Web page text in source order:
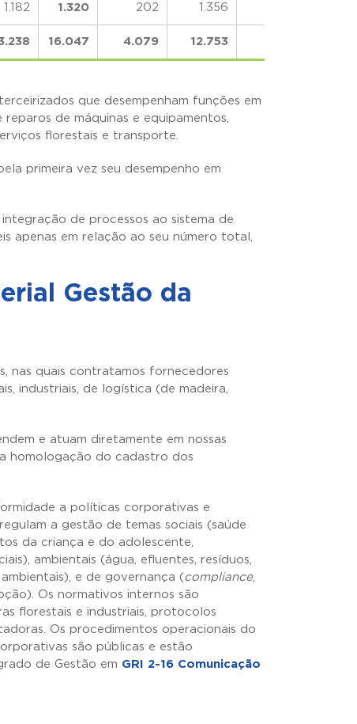
1.182 1.320 202 1.356
16.047 4.079 12.753
que desempenham funções em
de máquinas e equipamentos,
florestais e transporte.
primeira vez seu desempenho em
de processos ao sistema de
apenas em relação ao seu número total,
Gestão da
nas quais contratamos fornecedores
industriais, de logística (de madeira,
e atuam diretamente em nossas
homologação do cadastro dos
a políticas corporativas e
a gestão de temas sociais (saúde
da criança e do adolescente,
ambientais (água, efluentes, resíduos,
e de governança (compliance,
Os normativos internos são
florestais e industriais, protocolos
Os procedimentos operacionais do
são públicas e estão
de Gestão em GRI 2-16 Comunicação